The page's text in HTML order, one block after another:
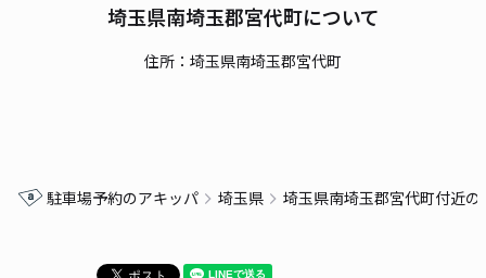
埼玉県南埼玉郡宮代町について
住所：埼玉県南埼玉郡宮代町
駐車場予約のアキッパ 埼玉県 埼玉県南埼玉郡宮代町付近の